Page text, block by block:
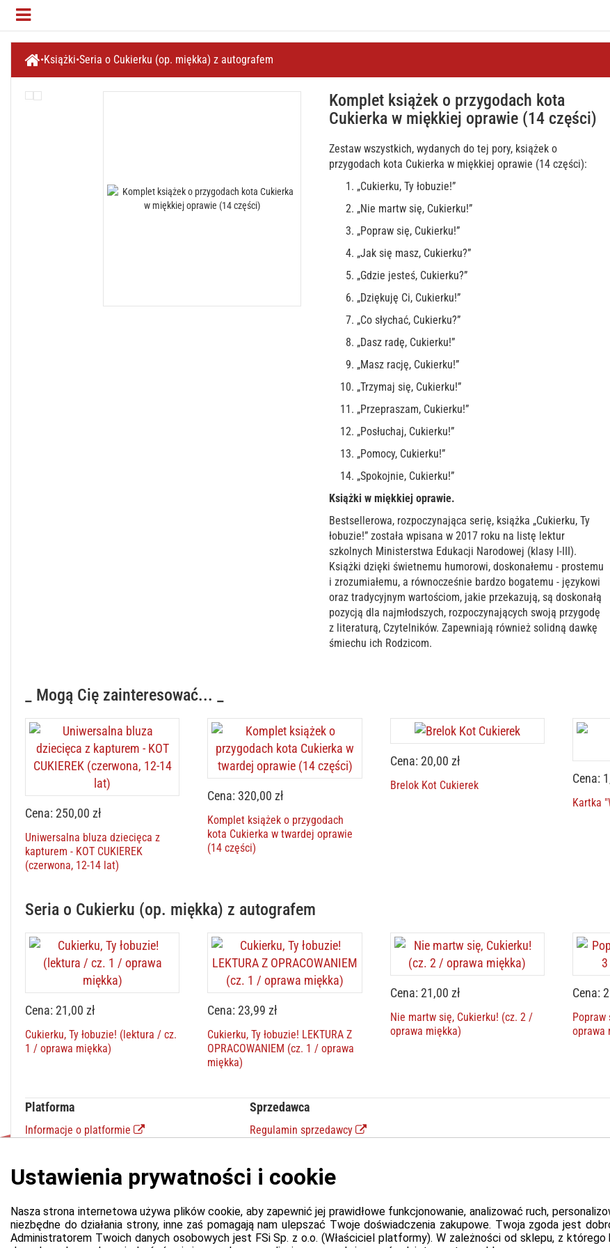
Książki Seria o Cukierku (op. miękka) z autografem
Komplet książek o przygodach kota
Cukierka w miękkiej oprawie (14 części)
Zestaw wszystkich, wydanych do tej pory, książek o
przygodach kota Cukierka w miękkiej oprawie (14 części):
„Cukierku, Ty łobuzie!”
„Nie martw się, Cukierku!”
„Popraw się, Cukierku!”
„Jak się masz, Cukierku?”
„Gdzie jesteś, Cukierku?”
„Dziękuję Ci, Cukierku!”
„Co słychać, Cukierku?”
„Dasz radę, Cukierku!”
„Masz rację, Cukierku!”
„Trzymaj się, Cukierku!”
„Przepraszam, Cukierku!”
„Posłuchaj, Cukierku!”
„Pomocy, Cukierku!”
„Spokojnie, Cukierku!”
Książki w miękkiej oprawie.
Bestsellerowa, rozpoczynająca serię, książka „Cukierku, Ty
łobuzie!” została wpisana w 2017 roku na listę lektur
szkolnych Ministerstwa Edukacji Narodowej (klasy I-III).
Książki dzięki świetnemu humorowi, doskonałemu - prostemu
i zrozumiałemu, a równocześnie bardzo bogatemu - językowi
oraz tradycyjnym wartościom, jakie przekazują, są doskonałą
pozycją dla najmłodszych, rozpoczynających swoją przygodę
z literaturą, Czytelników. Zapewniają również solidną dawkę
śmiechu ich Rodzicom.
_ Mogą Cię zainteresować... _
Cena: 250,00 zł
Uniwersalna bluza dziecięca z
kapturem - KOT CUKIEREK
(czerwona, 12-14 lat)
Cena: 320,00 zł
Komplet książek o przygodach
kota Cukierka w twardej oprawie
(14 części)
Cena: 20,00 zł
Brelok Kot Cukierek Cena:
Kartka
Seria o Cukierku (op. miękka) z autografem
Cena: 21,00 zł
Cukierku, Ty łobuzie! (lektura / cz.
1 / oprawa miękka)
Cena: 23,99 zł
Cukierku, Ty łobuzie! LEKTURA Z
OPRACOWANIEM (cz. 1 / oprawa
miękka)
Cena: 21,00 zł
Nie martw się, Cukierku! (cz. 2 /
oprawa miękka)
Cena:
Popraw
oprawa
Platforma
Informacje o platformie
Polityka prywatności platformy
Zgłoś błąd lub naruszenie
Ustawienia cookie
Sprzedawca
Regulamin sprzedawcy
Kontakt